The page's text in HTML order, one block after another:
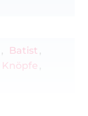
Batist
Knöpfe